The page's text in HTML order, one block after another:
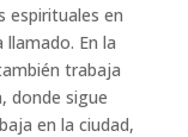
espirituales en
En la
trabaja
donde sigue
en la ciudad,